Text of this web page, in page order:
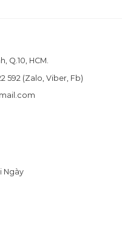
Q.10, HCM.
592 (Zalo, Viber, Fb)
Ngày